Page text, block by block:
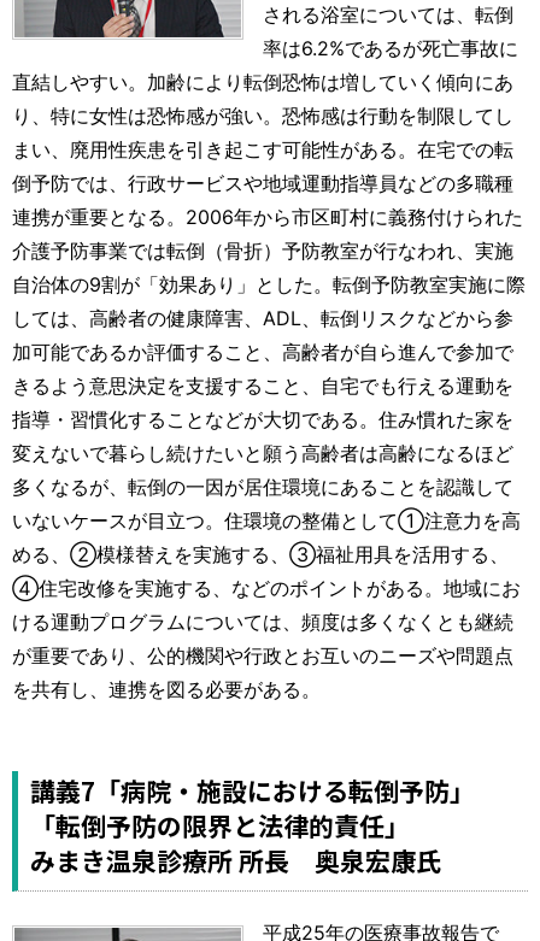
される浴室については、転倒
率は6.2%であるが死亡事故に
直結しやすい。加齢により転倒恐怖は増していく傾向にあ
り、特に女性は恐怖感が強い。恐怖感は行動を制限してし
まい、廃用性疾患を引き起こす可能性がある。在宅での転
倒予防では、行政サービスや地域運動指導員などの多職種
連携が重要となる。2006年から市区町村に義務付けられた
介護予防事業では転倒（骨折）予防教室が行なわれ、実施
自治体の9割が「効果あり」とした。転倒予防教室実施に際
しては、高齢者の健康障害、ADL、転倒リスクなどから参
加可能であるか評価すること、高齢者が自ら進んで参加で
きるよう意思決定を支援すること、自宅でも行える運動を
指導・習慣化することなどが大切である。住み慣れた家を
変えないで暮らし続けたいと願う高齢者は高齢になるほど
多くなるが、転倒の一因が居住環境にあることを認識して
いないケースが目立つ。住環境の整備として①注意力を高
める、②模様替えを実施する、③福祉用具を活用する、
④住宅改修を実施する、などのポイントがある。地域にお
ける運動プログラムについては、頻度は多くなくとも継続
が重要であり、公的機関や行政とお互いのニーズや問題点
を共有し、連携を図る必要がある。
講義7「病院・施設における転倒予防」
「転倒予防の限界と法律的責任」
みまき温泉診療所 所長 奥泉宏康氏
平成25年の医療事故報告で